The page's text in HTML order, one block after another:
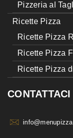
Pizzeria al
Ricette Pizza
Ricette Pizza
Ricette Pizza
Ricette Pizza
CONTATTACI